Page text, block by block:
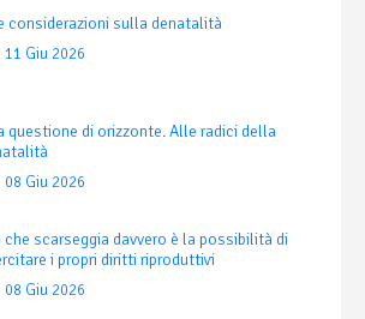
considerazioni sulla denatalità
11 Giu 2026
questione di orizzonte. Alle radici della
08 Giu 2026
che scarseggia davvero è la possibilità di
i propri diritti riproduttivi
08 Giu 2026